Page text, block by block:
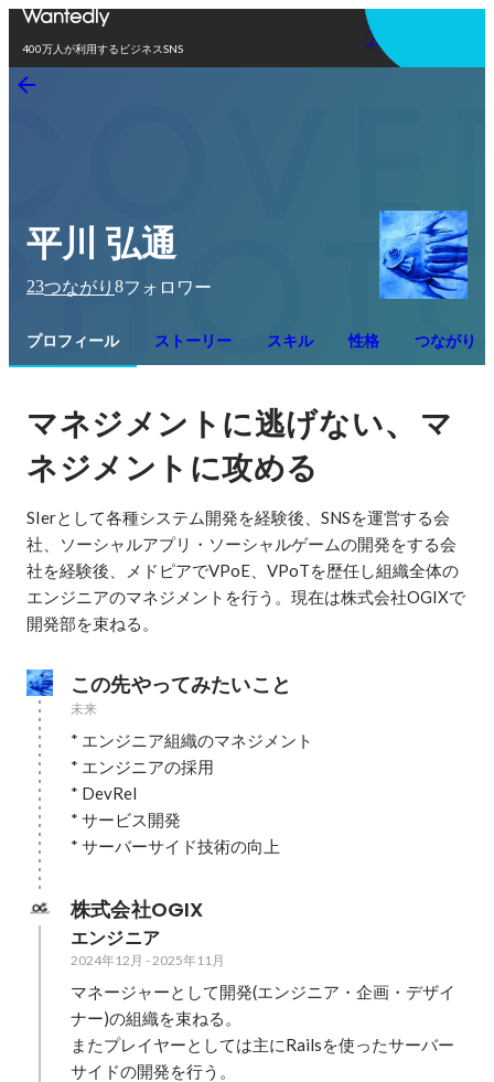
400万人が利用するビジネスSNS
アプリを使う
平川 弘通
23つながり 8フォロワー
プロフィール ストーリー スキル 性格 つながり
マネジメントに逃げない、
マ
ネジメントに攻める
SIerとして各種システム開発を経験後、SNSを運営する会
社、ソーシャルアプリ・ソーシャルゲームの開発をする会
社を経験後、メドピアでVPoE、VPoTを歴任し組織全体の
エンジニアのマネジメントを行う。現在は株式会社OGIXで
開発部を束ねる。
この先やってみたいこと
未来
* エンジニア組織のマネジメント
* エンジニアの採用
* DevRel
* サービス開発
* サーバーサイド技術の向上
株式会社OGIX
エンジニア
2024年12月 -2025年11月
マネージャーとして開発(エンジニア・企画・デザイ
ナー)の組織を束ねる。
またプレイヤーとしては主にRailsを使ったサーバー
サイドの開発を行う。